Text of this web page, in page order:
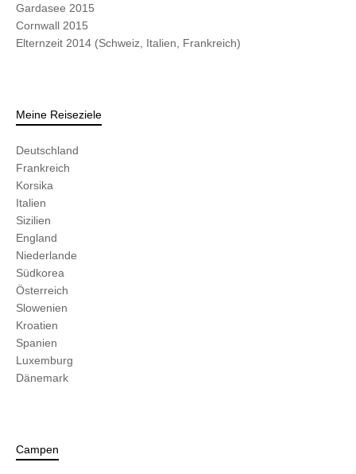
Gardasee 2015
Cornwall 2015
Elternzeit 2014 (Schweiz, Italien, Frankreich)
Meine Reiseziele
Deutschland
Frankreich
Korsika
Italien
Sizilien
England
Niederlande
Südkorea
Österreich
Slowenien
Kroatien
Spanien
Luxemburg
Dänemark
Campen